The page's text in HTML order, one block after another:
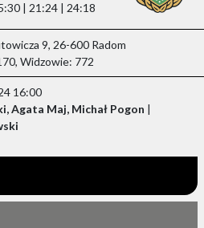
| 21:24 | 24:18
9, 26-600 Radom
Widzowie: 772
16:00
Agata Maj, Michał Pogon |